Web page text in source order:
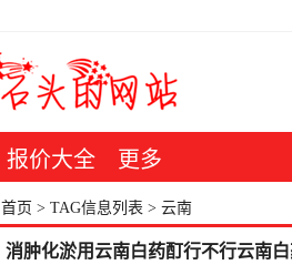
报价大全 更多
首页 > TAG信息列表 > 云南
消肿化淤用云南白药酊行不行云南白